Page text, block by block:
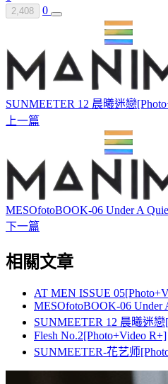
2,408 0
SUNMEETER 12 晨曦迷戀
上一篇
MESOfotoBOOK-06 Under A
下一篇
相關文章
AT MEN ISSUE
MESOfotoBOOK-06 Under
SUNMEETER 12 晨曦迷戀
Flesh No.2[Photo+Video R+]
SUNMEETER-花艺师